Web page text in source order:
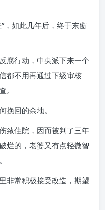
，如此几年后，终于东窗
腐行动，中央派下来一个
都不用再通过下级审核
。
挽回的余地。
致住院，因而被判了三年
烂的，老婆又有点轻微智
非常积极接受改造，期望